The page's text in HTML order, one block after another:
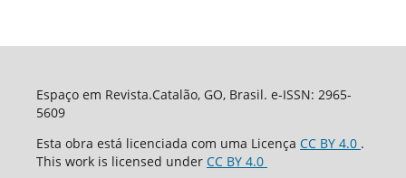
Espaço em Revista.Catalão, GO, Brasil. e-ISSN: 2965-
5609
Esta obra está licenciada com uma Licença CC BY 4.0 .
This work is licensed under CC BY 4.0